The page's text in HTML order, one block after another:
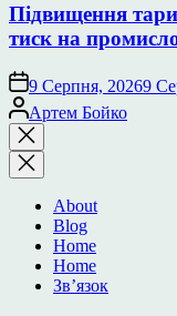
Підвищення
тиск на
9 Серпня, 20269
Опубліковано
Артем Бойко
Закрити
пошук
About
Blog
Home
Home
Зв’язок